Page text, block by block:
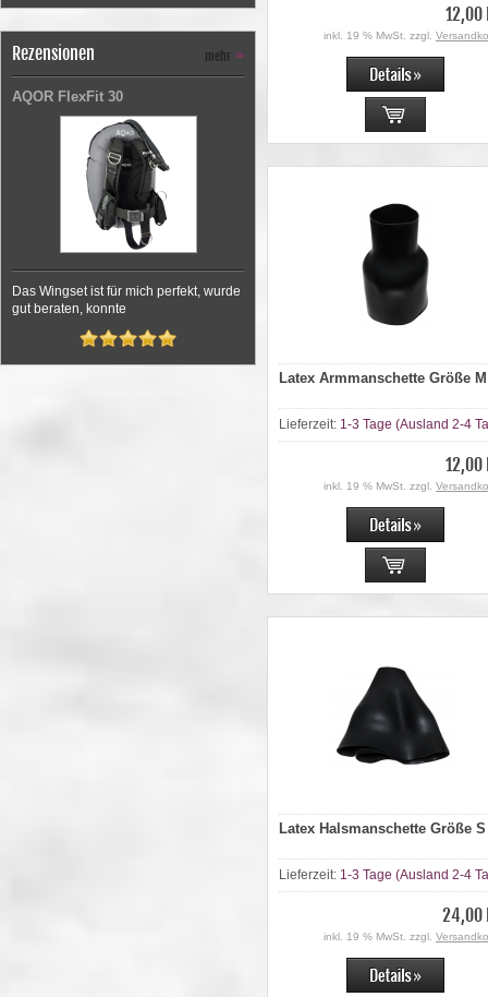
Rezensionen mehr »
AQOR FlexFit 30
Das Wingset ist für mich perfekt, wurde
gut beraten, konnte
12,00
inkl. 19 % MwSt. zzgl.
Latex Armmanschette Größe M
Lieferzeit: 1-3 Tage (Ausland 2-4
12,00
inkl. 19 % MwSt. zzgl.
Latex Halsmanschette Größe S
Lieferzeit: 1-3 Tage (Ausland 2-4
24,00
inkl. 19 % MwSt. zzgl.